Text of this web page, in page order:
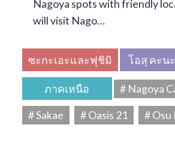
Nagoya spots with friendly
will visit Nago…
ซะกะเอะและฟุชิมิ โอสุ คะน
ภาคเหนือ
# Nagoya
# Sakae
# Oasis 21 # Osu